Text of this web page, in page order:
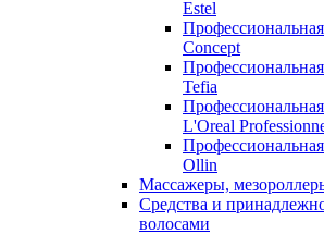
Estel
Concept
Tefia
L'Oreal
Ollin
Массажеры,
Средства и
волосами